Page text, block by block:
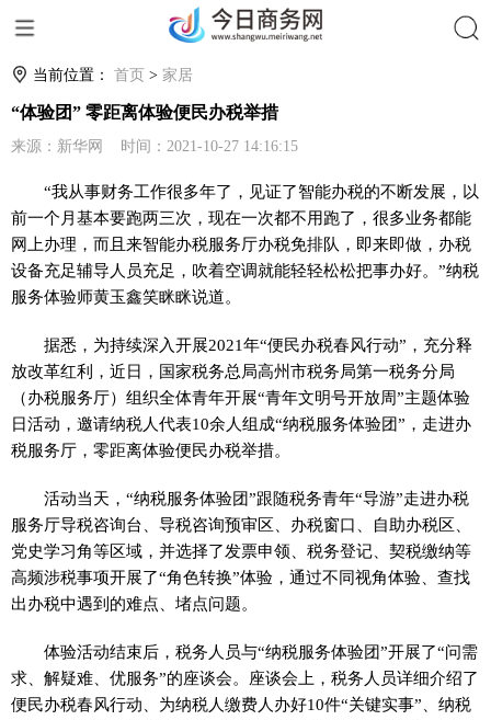
当前位置： 首页 > 家居
“体验团” 零距离体验便民办税举措
来源：新华网 时间：2021-10-27 14:16:15
“我从事财务工作很多年了，见证了智能办税的不断发展，以
前一个月基本要跑两三次，现在一次都不用跑了，很多业务都能
网上办理，而且来智能办税服务厅办税免排队，即来即做，办税
设备充足辅导人员充足，吹着空调就能轻轻松松把事办好。”纳税
服务体验师黄玉鑫笑眯眯说道。
据悉，为持续深入开展2021年“便民办税春风行动”，充分释
放改革红利，近日，国家税务总局高州市税务局第一税务分局
（办税服务厅）组织全体青年开展“青年文明号开放周”主题体验
日活动，邀请纳税人代表10余人组成“纳税服务体验团”，走进办
税服务厅，零距离体验便民办税举措。
活动当天，“纳税服务体验团”跟随税务青年“导游”走进办税
服务厅导税咨询台、导税咨询预审区、办税窗口、自助办税区、
党史学习角等区域，并选择了发票申领、税务登记、契税缴纳等
高频涉税事项开展了“角色转换”体验，通过不同视角体验、查找
出办税中遇到的难点、堵点问题。
体验活动结束后，税务人员与“纳税服务体验团”开展了“问需
求、解疑难、优服务”的座谈会。座谈会上，税务人员详细介绍了
便民办税春风行动、为纳税人缴费人办好10件“关键实事”、纳税